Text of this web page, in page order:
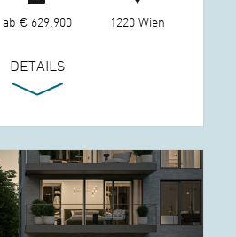
ab € 629.900 1220 Wien
DETAILS